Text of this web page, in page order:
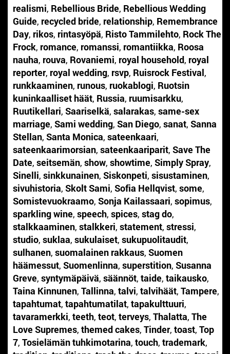
realismi, Rebellious Bride, Rebellious Wedding
Guide, recycled bride, relationship, Remembrance
Day, rikos, rintasyöpä, Risto Tammilehto, Rock The
Frock, romance, romanssi, romantiikka, Roosa
nauha, rouva, Rovaniemi, royal household, royal
reporter, royal wedding, rsvp, Ruisrock Festival,
runkkaaminen, runous, ruokablogi, Ruotsin
kuninkaalliset häät, Russia, ruumisarkku,
Ruutikellari, Saariselkä, salarakas, same-sex
marriage, Sami wedding, San Diego, sanat, Sanna
Stellan, Santa Monica, sateenkaari,
sateenkaarimorsian, sateenkaariparit, Save The
Date, seitsemän, show, showtime, Simply Spray,
Sinelli, sinkkunainen, Siskonpeti, sisustaminen,
sivuhistoria, Skolt Sami, Sofia Hellqvist, some,
Somistevuokraamo, Sonja Kailassaari, sopimus,
sparkling wine, speech, spices, stag do,
stalkkaaminen, stalkkeri, statement, stressi,
studio, suklaa, sukulaiset, sukupuolitaudit,
sulhanen, suomalainen rakkaus, Suomen
häämessut, Suomenlinna, superstition, Susanna
Greve, syntymäpäivä, säännöt, taide, taikausko,
Taina Kinnunen, Tallinna, talvi, talvihäät, Tampere,
tapahtumat, tapahtumatilat, tapakulttuuri,
tavaramerkki, teeth, teot, terveys, Thalatta, The
Love Supremes, themed cakes, Tinder, toast, Top
7, Tosielämän tuhkimotarina, touch, trademark,